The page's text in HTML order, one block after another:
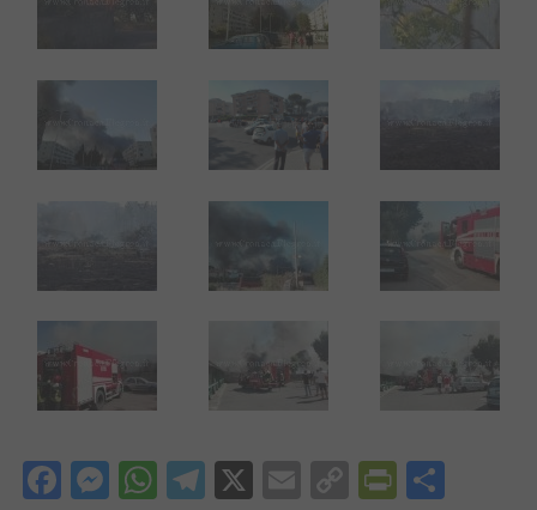
Facebook
Messenger
WhatsApp
Telegram
X EmailCopy